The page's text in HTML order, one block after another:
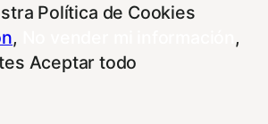
Política de Cookies
,
,
Aceptar todo